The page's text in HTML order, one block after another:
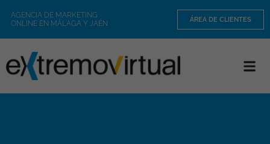
AGENCIA DE MARKETING
ONLINE EN MÁLAGA Y JAÉN
ÁREA DE CLIENTES